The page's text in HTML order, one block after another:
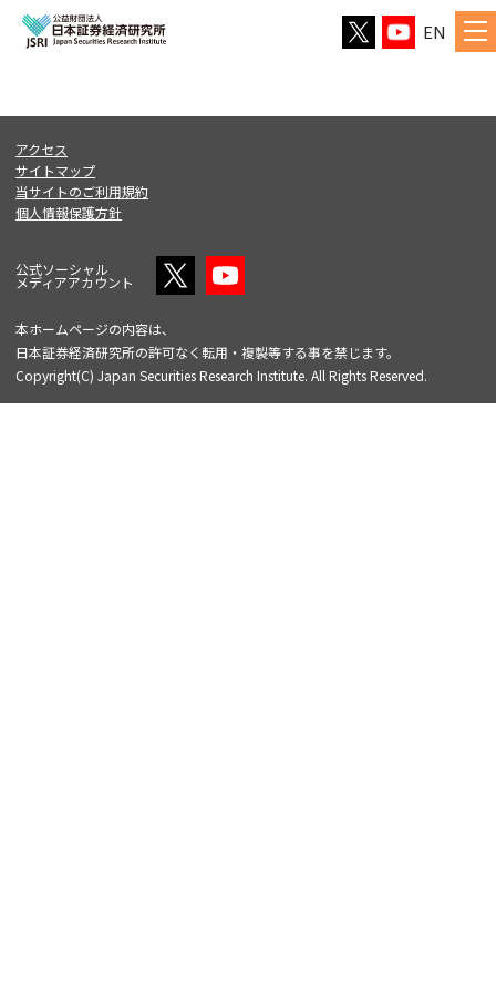
EN
アクセス
サイトマップ
当サイトのご利用規約
個人情報保護方針
公式ソーシャル
メディアアカウント
本ホームページの内容は、
日本証券経済研究所の許可なく転用・複製等する事を禁じます。
Copyright(C) Japan Securities Research Institute. All Rights Reserved.